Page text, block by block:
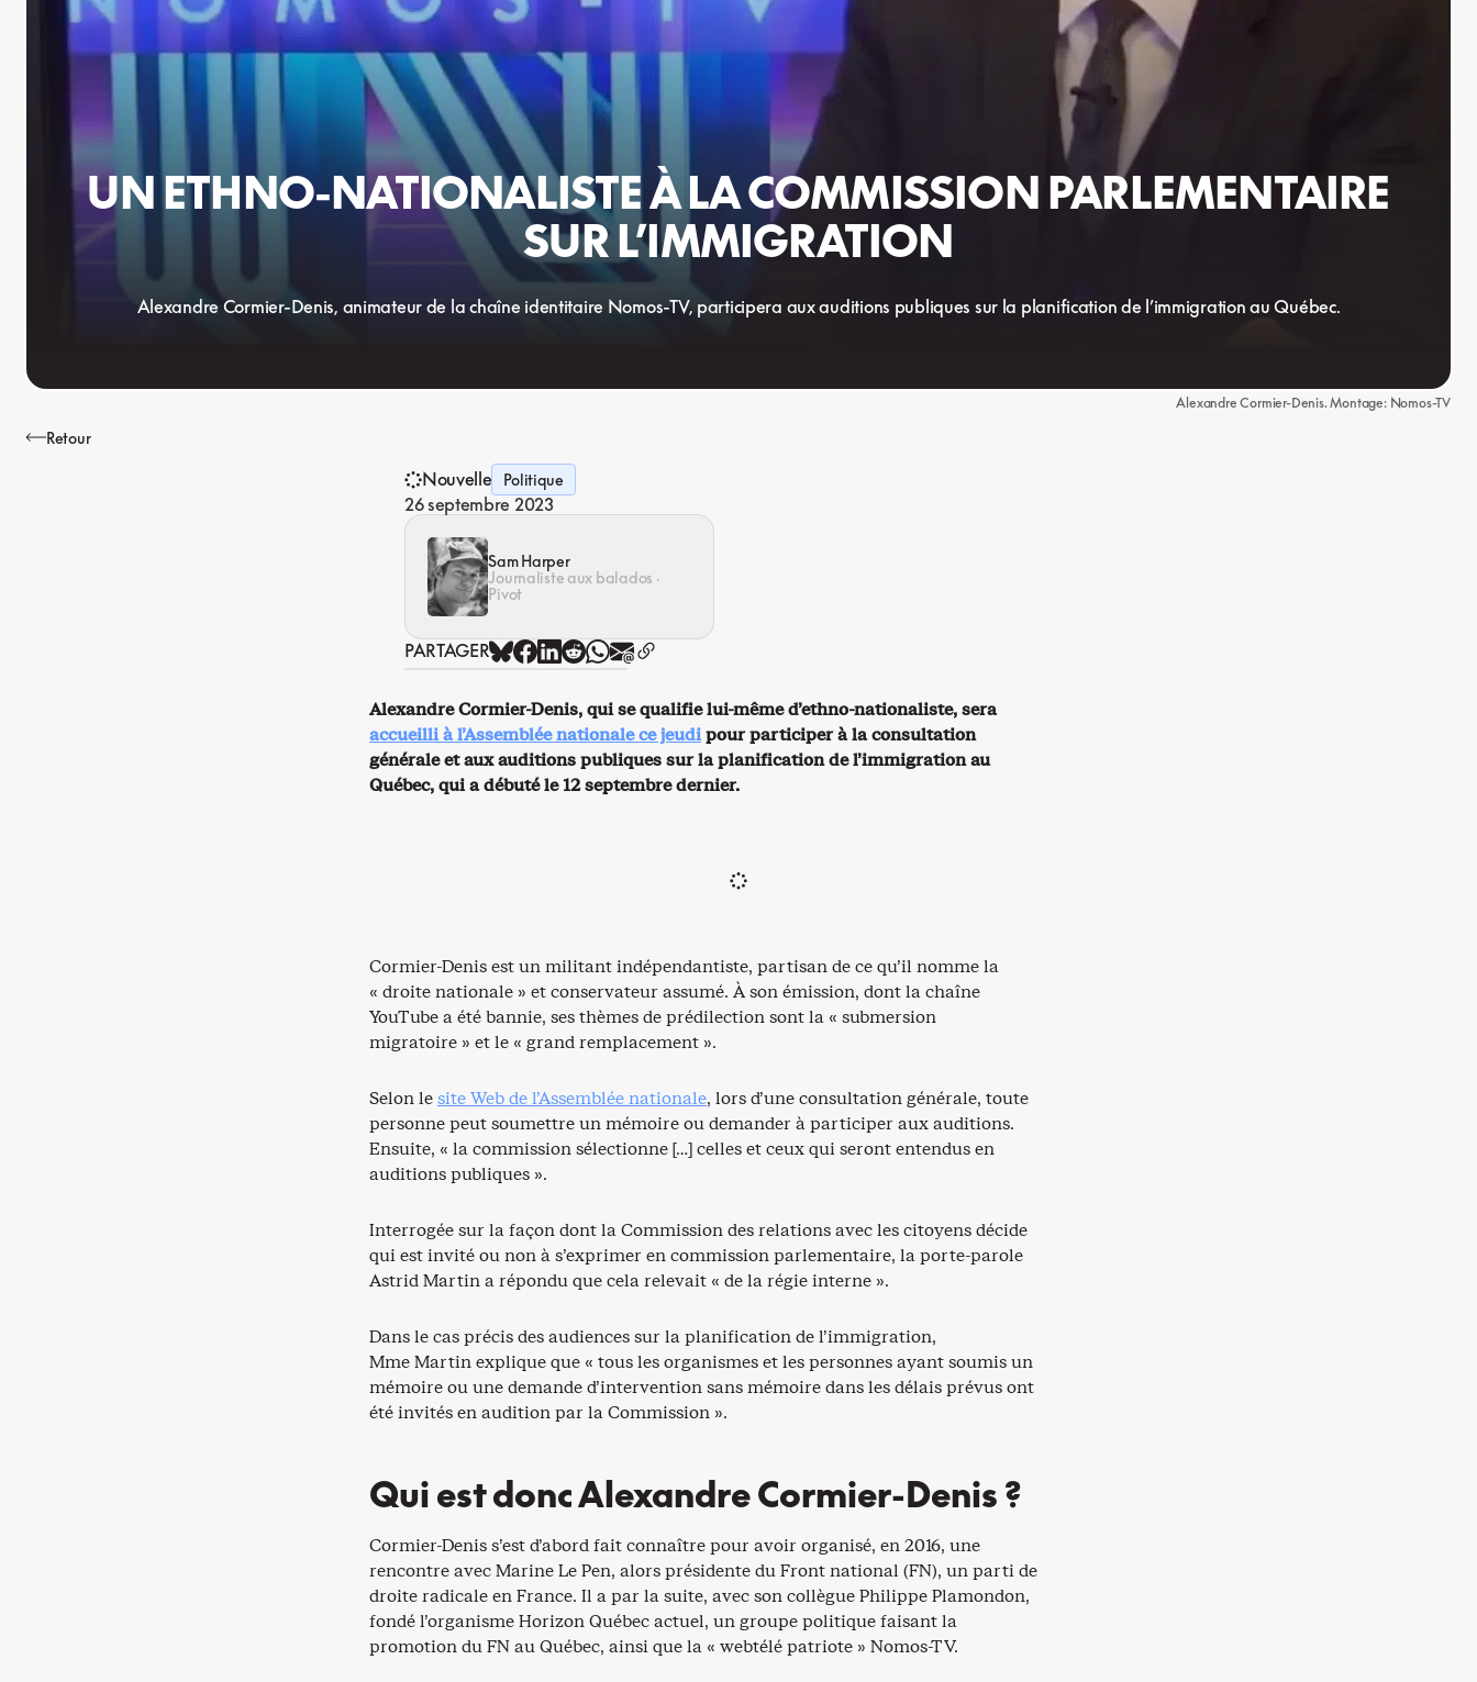
UN ETHNO-NATIONALISTE À LA COMMISSION PARLEMENTAIRE
SUR L’IMMIGRATION
Alexandre Cormier-Denis, animateur de la chaîne identitaire Nomos-TV, participera aux auditions publiques sur la planification de l’immigration au Québec.
Alexandre Cormier-Denis. Montage: Nomos-TV
Retour
Nouvelle Politique
26 septembre 2023
Sam Harper
Journaliste aux balados ·
Pivot
PARTAGER
Alexandre Cormier-Denis, qui se qualifie lui-même d’ethno-nationaliste, sera
accueilli à l’Assemblée nationale ce jeudipour participer à la consultation
générale et aux auditions publiques sur la planification de l’immigration au
Québec, qui a débuté le 12 septembre dernier.
Cormier-Denis est un militant indépendantiste, partisan de ce qu’il nomme la
« droite nationale » et conservateur assumé. À son émission, dont la chaîne
YouTube a été bannie, ses thèmes de prédilection sont la « submersion
migratoire » et le « grand remplacement ».
Selon lesite Web de l’Assemblée nationale, lors d’une consultation générale, toute
personne peut soumettre un mémoire ou demander à participer aux auditions.
Ensuite, « la commission sélectionne […] celles et ceux qui seront entendus en
auditions publiques ».
Interrogée sur la façon dont la Commission des relations avec les citoyens décide
qui est invité ou non à s’exprimer en commission parlementaire, la porte-parole
Astrid Martin a répondu que cela relevait « de la régie interne ».
Dans le cas précis des audiences sur la planification de l’immigration,
Mme Martin explique que « tous les organismes et les personnes ayant soumis un
mémoire ou une demande d’intervention sans mémoire dans les délais prévus ont
été invités en audition par la Commission ».
Qui est donc Alexandre Cormier-Denis ?
Cormier-Denis s’est d’abord fait connaître pour avoir organisé, en 2016, une
rencontre avec Marine Le Pen, alors présidente du Front national (FN), un parti de
droite radicale en France. Il a par la suite, avec son collègue Philippe Plamondon,
fondé l’organisme Horizon Québec actuel, un groupe politique faisant la
promotion du FN au Québec, ainsi que la « webtélé patriote » Nomos-TV.